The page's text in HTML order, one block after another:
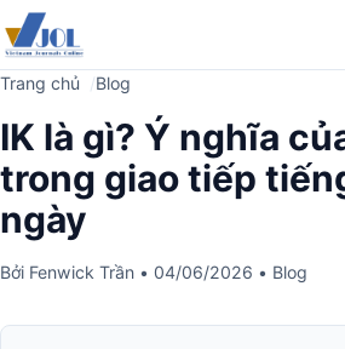
Trang chủ Blog
IK là gì? Ý nghĩa
trong giao tiếp
ngày
Bởi Fenwick Trần • 04/06/2026 • Blog